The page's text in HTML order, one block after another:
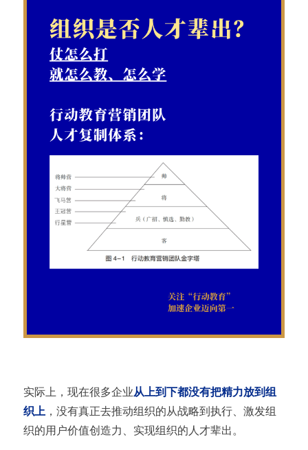
实际上，现在很多企业从上到下都没有把精力放到组
织上 ，没有真正去推动组织的从战略到执行、激发组
织的用户价值创造力、实现组织的人才辈出。